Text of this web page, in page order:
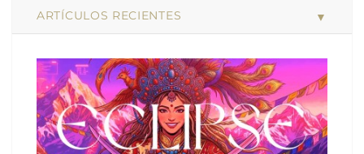
ARTÍCULOS RECIENTES